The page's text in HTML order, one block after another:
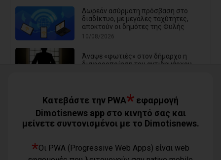
Δωρεάν ασύρματη πρόσβαση στο
διαδίκτυο, με μεγάλες ταχύτητες,
αποκτούν οι δημότες της Φυλής
10/08/2026
Άναψε «φωτιές» στον δήμαρχο η
διαφοροποίηση του αντιδημάρχου
Ρύθμιση χρεών σε δόσεις στον Δήμο
10/08/2026
Ποιος αντιπεριφερειάρχης Αττικής
πάει για δήμαρχος;
Κατεβάστε την PWA* εφαρμογή
Dimotisnews app στο κινητό σας και
μείνετε συντονισμένοι με το Dimotisnews.
*Οι PWA (Progressive Web Apps) είναι web